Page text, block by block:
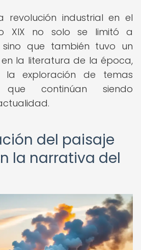
revolución industrial en el
XIX no solo se limitó a
sino que también tuvo un
la literatura de la época,
exploración de temas
que continúan siendo
del paisaje
la narrativa del